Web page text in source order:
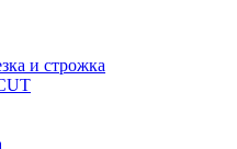
и строжка